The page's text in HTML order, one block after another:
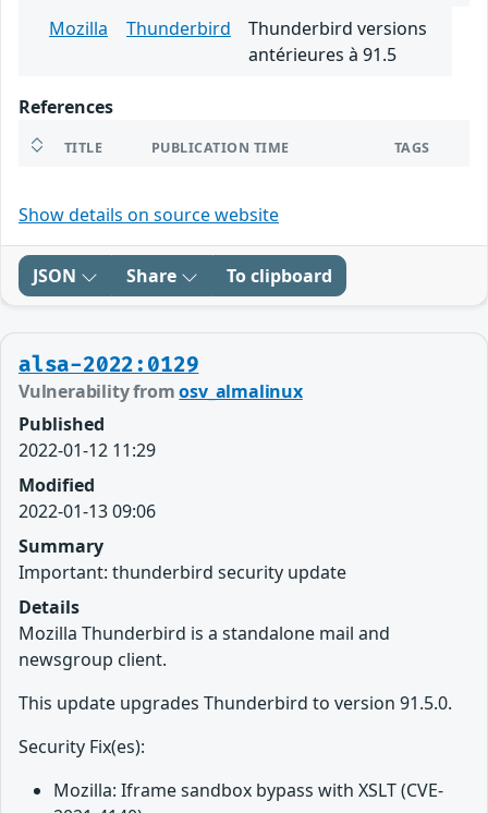
Mozilla Thunderbird
Thunderbird versions
antérieures à 91.5
References
TITLE PUBLICATION TIME TAGS
Show details on source website
JSON Share To clipboard
alsa-2022:0129
Vulnerability fromosv_almalinux
Published
2022-01-12 11:29
Modified
2022-01-13 09:06
Summary
Important: thunderbird security update
Details
Mozilla Thunderbird is a standalone mail and
newsgroup client.
This update upgrades Thunderbird to version 91.5.0.
Security Fix(es):
Mozilla: Iframe sandbox bypass with XSLT (CVE-